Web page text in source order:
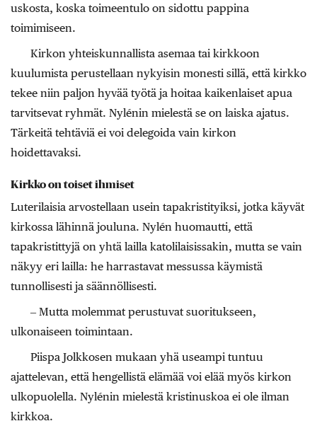
uskosta, koska toimeentulo on sidottu pappina
toimimiseen.
Kirkon yhteiskunnallista asemaa tai kirkkoon
kuulumista perustellaan nykyisin monesti sillä, että kirkko
tekee niin paljon hyvää työtä ja hoitaa kaikenlaiset apua
tarvitsevat ryhmät. Nylénin mielestä se on laiska ajatus.
Tärkeitä tehtäviä ei voi delegoida vain kirkon
hoidettavaksi.
Kirkko on toiset ihmiset
Luterilaisia arvostellaan usein tapakristityiksi, jotka käyvät
kirkossa lähinnä jouluna. Nylén huomautti, että
tapakristittyjä on yhtä lailla katolilaisissakin, mutta se vain
näkyy eri lailla: he harrastavat messussa käymistä
tunnollisesti ja säännöllisesti.
‒ Mutta molemmat perustuvat suoritukseen,
ulkonaiseen toimintaan.
Piispa Jolkkosen mukaan yhä useampi tuntuu
ajattelevan, että hengellistä elämää voi elää myös kirkon
ulkopuolella. Nylénin mielestä kristinuskoa ei ole ilman
kirkkoa.